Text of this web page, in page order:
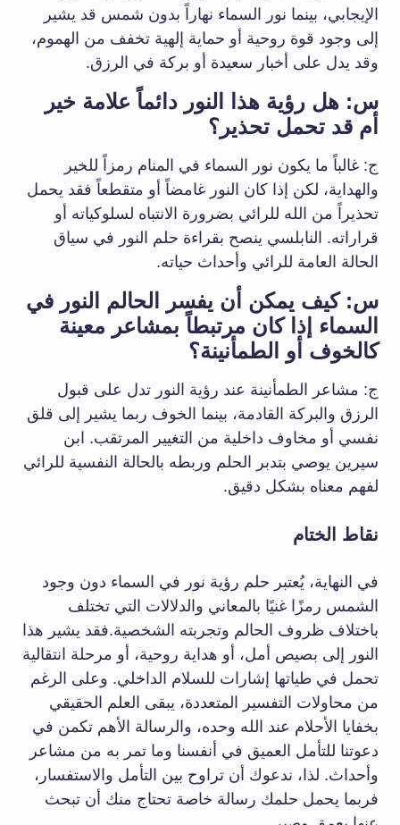
الإيجابي، بينما نور السماء نهاراً بدون شمس قد يشير
إلى وجود قوة روحية أو حماية إلهية تخفف من الهموم،
وقد يدل على أخبار سعيدة أو بركة في الرزق.
س: هل رؤية هذا النور دائماً علامة خير
أم قد تحمل تحذير؟
ج: غالباً ما يكون نور السماء في المنام رمزاً للخير
والهداية، لكن إذا كان النور غامضاً أو متقطعاً فقد يحمل
تحذيراً من الله للرائي بضرورة الانتباه لسلوكياته أو
قراراته. النابلسي ينصح بقراءة حلم النور في سياق
الحالة العامة للرائي وأحداث حياته.
س: كيف يمكن أن يفسر الحالم النور في
السماء إذا كان مرتبطاً بمشاعر معينة
كالخوف أو الطمأنينة؟
ج: مشاعر الطمأنينة عند رؤية النور تدل على قبول
الرزق والبركة القادمة، بينما الخوف ربما يشير إلى قلق
نفسي أو مخاوف داخلية من التغيير المرتقب. ابن
سيرين يوصي بتدبر الحلم وربطه بالحالة النفسية للرائي
لفهم معناه بشكل دقيق.
نقاط الختام
في النهاية، يُعتبر حلم رؤية نور في السماء دون وجود
الشمس رمزًا غنيًا بالمعاني والدلالات التي تختلف
باختلاف ظروف الحالم وتجربته الشخصية.فقد يشير هذا
النور إلى بصيص أمل، أو هداية روحية، أو مرحلة انتقالية
تحمل في طياتها إشارات للسلام الداخلي. وعلى الرغم
من محاولات التفسير المتعددة، يبقى العلم الحقيقي
بخفايا الأحلام عند الله وحده، والرسالة الأهم تكمن في
دعوتنا للتأمل العميق في أنفسنا وما تمر به من مشاعر
وأحداث. لذا، ندعوك أن تراوح بين التأمل والاستفسار،
فربما يحمل حلمك رسالة خاصة تحتاج منك أن تبحث